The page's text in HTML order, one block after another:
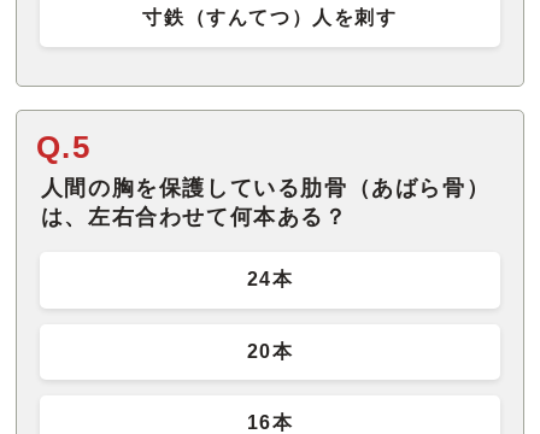
寸鉄（すんてつ）人を刺す
Q.5
人間の胸を保護している肋骨（あばら骨）
は、左右合わせて何本ある？
24本
20本
16本